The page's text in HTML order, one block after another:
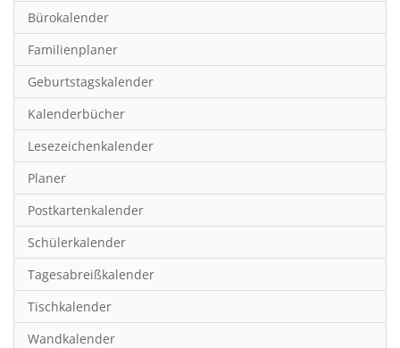
Fantasy
Film
Fotokunst
Frauen
Fußball
Geburtstagskalender
Hobby & Basteln
Humor & Cartoon
Inpiration & Entspannung
Inspiration & Entspannung
Inspiration & Spiritualität
Bürokalender
Familienplaner
Geburtstagskalender
Kalenderbücher
Lesezeichenkalender
Planer
Postkartenkalender
Schülerkalender
Tagesabreißkalender
Tischkalender
Wandkalender